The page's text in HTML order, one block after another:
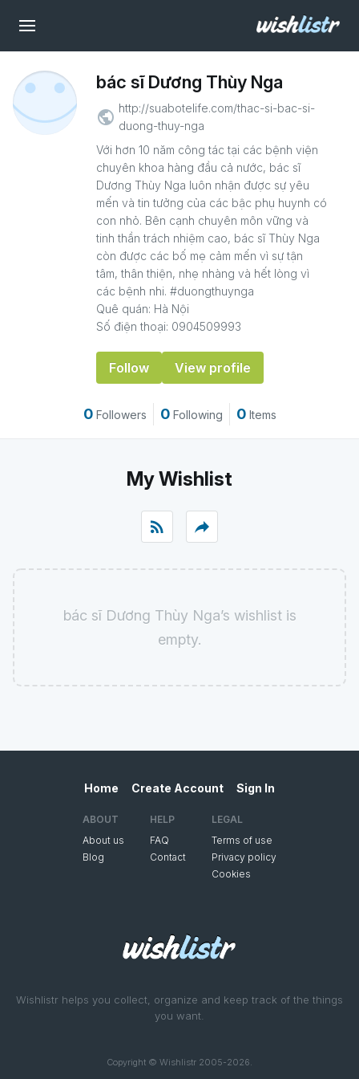
bác sĩ Dương Thùy Nga
public http://suabotelife.com/thac-si-bac-si-
duong-thuy-nga
Với hơn 10 năm công tác tại các bệnh viện
chuyên khoa hàng đầu cả nước, bác sĩ
Dương Thùy Nga luôn nhận được sự yêu
mến và tin tưởng của các bậc phụ huynh có
con nhỏ. Bên cạnh chuyên môn vững và
tinh thần trách nhiệm cao, bác sĩ Thùy Nga
còn được các bố mẹ cảm mến vì sự tận
tâm, thân thiện, nhẹ nhàng và hết lòng vì
các bệnh nhi. #duongthuynga
Quê quán: Hà Nội
Số điện thoại: 0904509993
Follow View profile
0 Followers 0 Following 0 Items
My Wishlist
rss_feed reply
bác sĩ Dương Thùy Nga’s wishlist is
empty.
Wishlistr helps you collect, organize and keep track of the things
you want.
Copyright © Wishlistr 2005-2026.
Home Create Account Sign In
ABOUT
About us
Blog
HELP
FAQ
Contact
LEGAL
Terms of use
Privacy policy
Cookies